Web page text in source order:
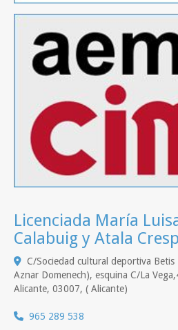
Licenciada María
Calabuig y Atala
C/Sociedad cultural deportiva
Aznar Domenech), esquina C/La
Alicante, 03007, ( Alicante)
965 289 538